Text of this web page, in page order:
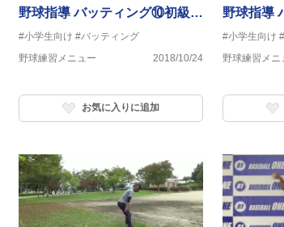
野球指導 バッティング⑩初級
編 トップを作る練習 ステッ
プ足のつき方
#小学生向け #バッティング
野球練習メニュー
2018/10/24
お気に入りに追加
野球指導
編 トッ
び
#小学生向け
野球練習メニ